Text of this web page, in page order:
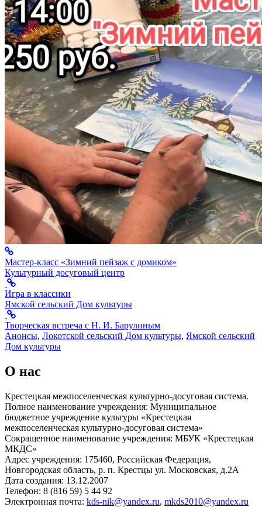
Мастер-класс «Зимний пейзаж с домиком»
Культурный досуговый центр
Игра в классики
Ямской сельский Дом культуры
Творческая встреча с Н. И. Барулиным
Анонсы, Локотской сельский Дом культуры, Ямской сельский
Дом культуры
О нас
Крестецкая межпоселенческая культурно-досуговая система.
Полное наименование учреждения: Муниципальное
бюджетное учреждение культуры «Крестецкая
межпоселенческая культурно-досуговая система»
Сокращенное наименование учреждения: МБУК «Крестецкая
МКДС»
Адрес учреждения: 175460, Российская Федерация,
Новгородская область, р. п. Крестцы ул. Московская, д.2А
Дата создания: 13.12.2007
Телефон: 8 (816 59) 5 44 92
Электронная почта: kds-nik@yandex.ru, mkds2010@yandex.ru